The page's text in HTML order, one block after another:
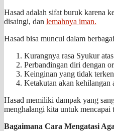
Hasad adalah sifat buruk karena
disaingi, dan lemahnya iman.
Hasad bisa muncul dalam
Kurangnya rasa Syukur
Perbandingan diri dengan
Keinginan yang tidak
Ketakutan akan kehilangan
Hasad memiliki dampak yang
menghalangi kita untuk mencapai
Bagaimana Cara Mengatasi